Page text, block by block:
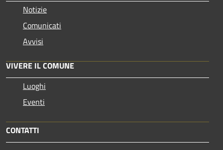
Notizie
Comunicati
Avvisi
VIVERE IL COMUNE
Luoghi
Eventi
CONTATTI